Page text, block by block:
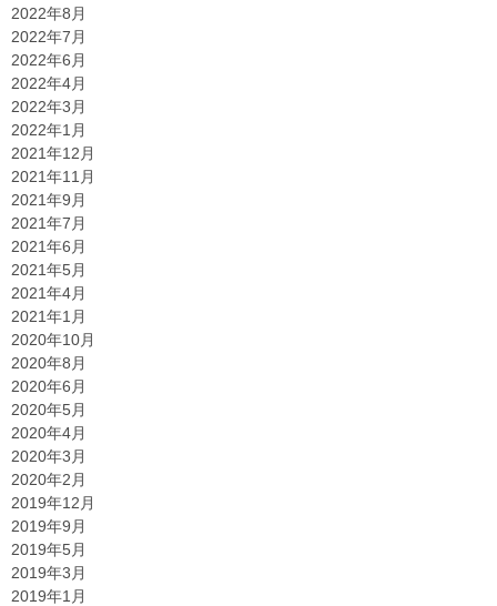
2022年8月
2022年7月
2022年6月
2022年4月
2022年3月
2022年1月
2021年12月
2021年11月
2021年9月
2021年7月
2021年6月
2021年5月
2021年4月
2021年1月
2020年10月
2020年8月
2020年6月
2020年5月
2020年4月
2020年3月
2020年2月
2019年12月
2019年9月
2019年5月
2019年3月
2019年1月